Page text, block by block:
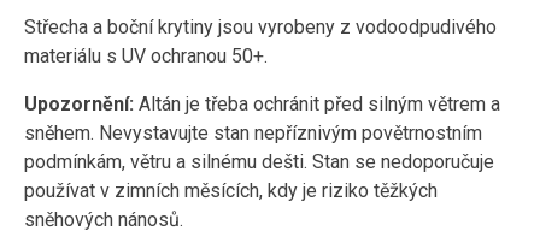
Střecha a boční krytiny jsou vyrobeny z vodoodpudivého
materiálu s UV ochranou 50+.
Upozornění: Altán je třeba ochránit před silným větrem a
sněhem. Nevystavujte stan nepříznivým povětrnostním
podmínkám, větru a silnému dešti. Stan se nedoporučuje
používat v zimních měsících, kdy je riziko těžkých
sněhových nánosů.